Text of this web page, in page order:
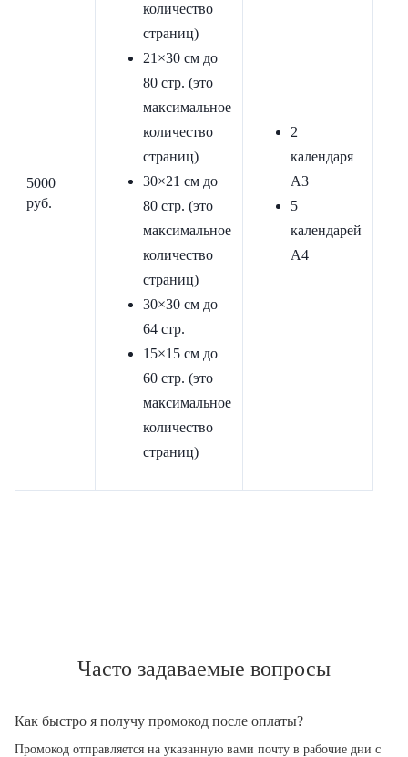
5000
руб.
количество
страниц)
21×30 см до
80 стр. (это
максимальное
количество
страниц)
30×21 см до
80 стр. (это
максимальное
количество
страниц)
30×30 см до
64 стр.
15×15 см до
60 стр. (это
максимальное
количество
страниц)
2
календаря
А3
5
календарей
А4
Часто задаваемые вопросы
Как быстро я получу промокод после оплаты?
Промокод отправляется на указанную вами почту в рабочие дни с